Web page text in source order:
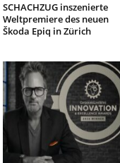
SCHACHZUG inszenierte
Weltpremiere des neuen
Škoda Epiq in Zürich